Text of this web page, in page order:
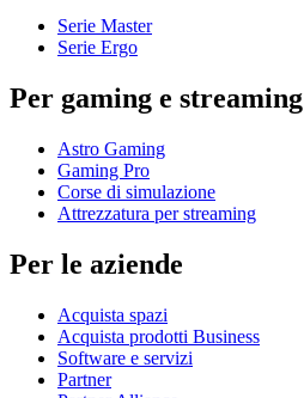
Serie Master
Serie Ergo
Per gaming e streaming
Astro Gaming
Gaming Pro
Corse di simulazione
Attrezzatura per streaming
Per le aziende
Acquista spazi
Acquista prodotti Business
Software e servizi
Partner